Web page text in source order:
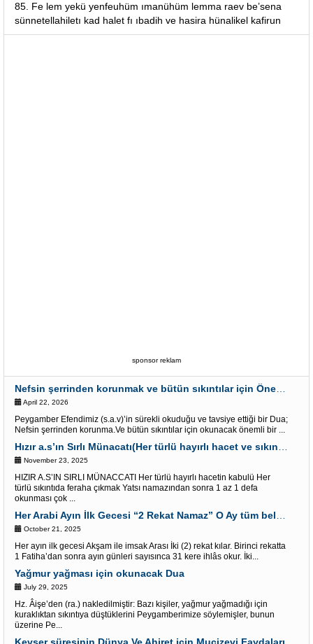
85. Fe lem yekü yenfeuhüm ımanühüm lemma raev be’sena
sünnetellahiletı kad halet fı ıbadih ve hasira hünalikel kafirun
sponsor reklam
April 22, 2026
Peygamber Efendimiz (s.a.v)’in sürekli okuduğu ve tavsiye ettiği bir Dua;
Nefsin şerrinden korunma.Ve bütün sıkıntılar için okunacak önemli bir ...
November 23, 2025
HIZIR A.S’IN SIRLI MÜNACCATI Her türlü hayırlı hacetin kabulü Her
türlü sıkıntıda feraha çıkmak Yatsı namazından sonra 1 az 1 defa
okunması çok ...
October 21, 2025
Her ayın ilk gecesi Akşam ile imsak Arası İki (2) rekat kılar. Birinci rekatta
1 Fatiha’dan sonra ayın günleri sayısınca 31 kere ihlâs okur. İki...
Yağmur yağması için okunacak Dua
July 29, 2025
Hz. Âişe’den (ra.) nakledilmiştir: Bazı kişiler, yağmur yağmadığı için
kuraklıktan sıkıntıya düştüklerini Peygamberimize söylemişler, bunun
üzerine Pe...